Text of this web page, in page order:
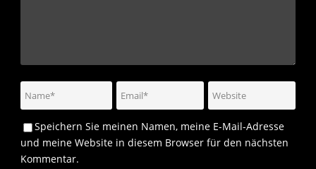
Speichern Sie meinen Namen, meine E-Mail-Adresse
und meine Website in diesem Browser für den nächsten
Kommentar.